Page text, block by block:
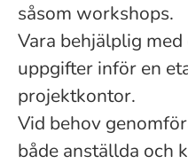
såsom workshops.
Vara behjälplig
uppgifter inför en
projektkontor.
Vid behov
både anställda och